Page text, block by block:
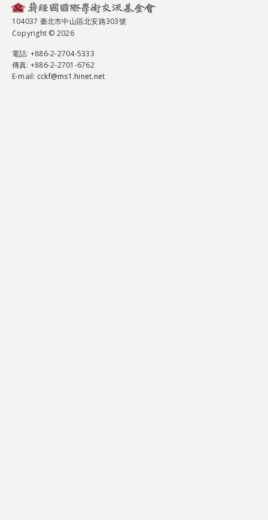
104037 臺北市中山區北安路303號
Copyright © 2026
電話: +886-2-2704-5333
傳真: +886-2-2701-6762
E-mail: cckf@ms1.hinet.net